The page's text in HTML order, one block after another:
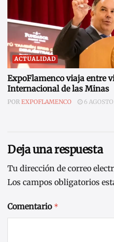
ACTUALIDAD
ExpoFlamenco viaja entre
Internacional de las Minas
POR EXPOFLAMENCO 6
Deja una respuesta
Tu dirección de correo
Los campos obligatorios
Comentario *